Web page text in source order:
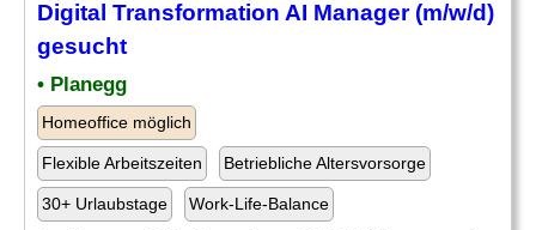
Digital Transformation AI Manager (m/w/d)
gesucht
• Planegg
Homeoffice möglich
Flexible Arbeitszeiten Betriebliche Altersvorsorge
30+ Urlaubstage Work-Life-Balance